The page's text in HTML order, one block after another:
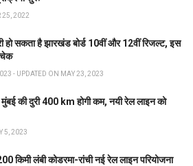
25, 2022
हो सकता है झारखंड बोर्ड 10वीं और 12वीं रिजल्ट, इस
- UPDATED ON MAY 23, 2023
की दुरी 400 km होगी कम, नयी रेल लाइन को
5, 2023
किमी लंबी कोडरमा-रांची नई रेल लाइन परियोजना